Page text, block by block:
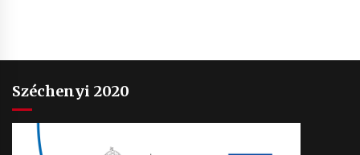
Széchenyi 2020